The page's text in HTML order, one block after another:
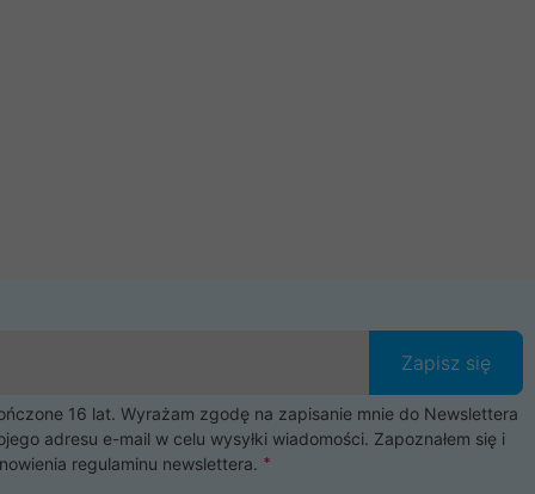
Zapisz się
16 lat. Wyrażam zgodę na zapisanie mnie do Newslettera
adresu e-mail w celu wysyłki wiadomości. Zapoznałem się i
regulaminu newslettera.